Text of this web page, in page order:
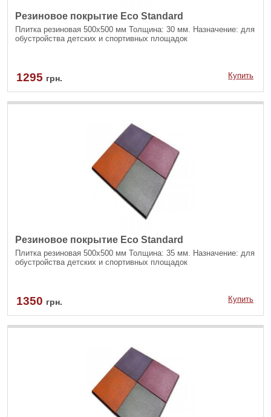
Резиновое покрытие Eco Standard
Плитка резиновая 500х500 мм Толщина: 30 мм. Назначение: для
обустройства детских и спортивных площадок
1295 грн. Купить
Резиновое покрытие Eco Standard
Плитка резиновая 500х500 мм Толщина: 35 мм. Назначение: для
обустройства детских и спортивных площадок
1350 грн. Купить